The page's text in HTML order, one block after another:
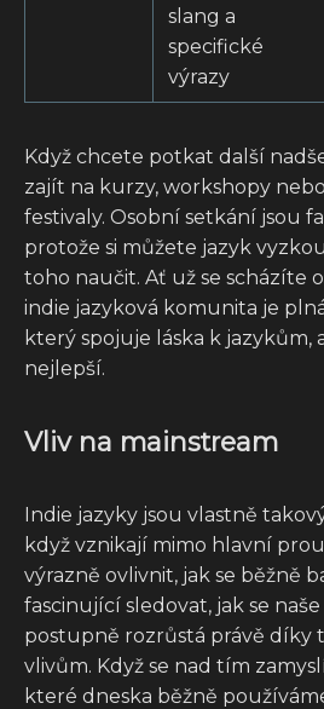
slang a
specifické
výrazy
Když chcete potkat další
zajít na kurzy, workshopy
festivaly. Osobní setkání jsou
protože si můžete jazyk
toho naučit. Ať už se scházíte
indie jazyková komunita je
který spojuje láska k jazykům,
nejlepší.
Vliv na mainstream
Indie jazyky jsou vlastně
když vznikají mimo hlavní
výrazně ovlivnit, jak se běžně
fascinující sledovat, jak se
postupně rozrůstá právě díky
vlivům. Když se nad tím
které dneska běžně